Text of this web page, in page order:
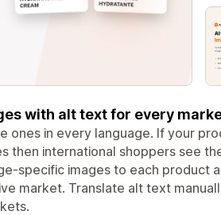
with alt text for every
ones in every language. If your
then international shoppers see
specific images to each product
market. Translate alt text